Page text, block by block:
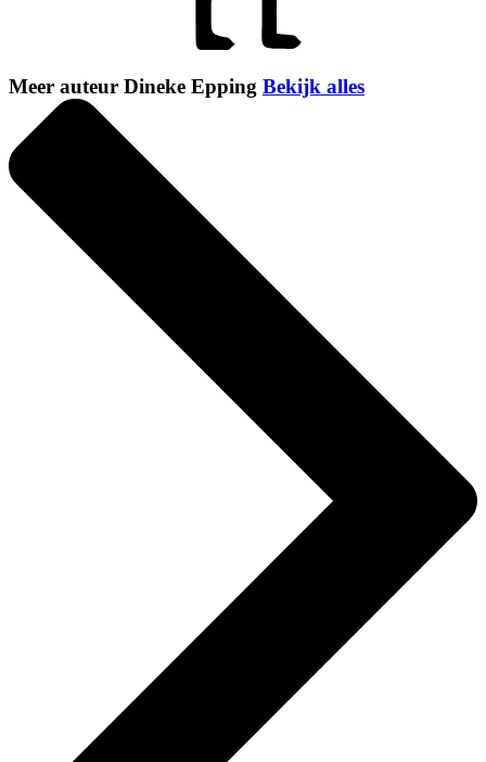
Meer auteur Dineke Epping Bekijk alles